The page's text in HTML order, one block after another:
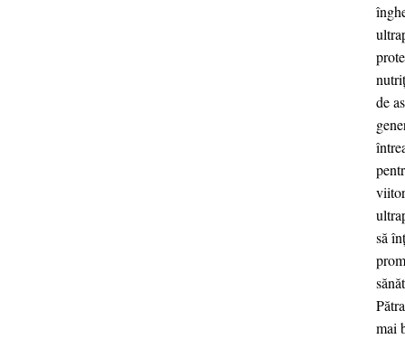
de
să
mai